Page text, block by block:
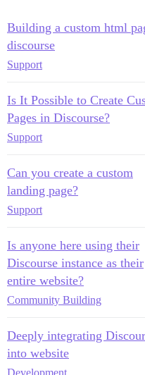
Building a custom html
discourse
Support
Is It Possible to Create
Pages in Discourse?
Support
Can you create a custom
landing page?
Support
Is anyone here using their
Discourse instance as their
entire website?
Community Building
Deeply integrating
into website
Development